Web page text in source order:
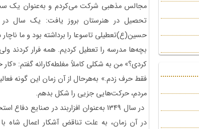
مجالس مذهبی شرکت می‌کردم و به‌عنوان یک
تحصیل در هنرستان بروز یافت: یک سال در
حسین(ع)تعطیلی تاسوعا را برداشته بود و ما
بچه‌ها مدرسه را تعطیل کردیم. همه فرار کردند
کردی؟» من به شکلی کاملاً مغلطه‌کارانه گفتم:
فقط حرف زدم.» به‌هرحال از آن زمان این گونه
مردم، حرکت‌هایی جزیی را شکل بدهم.
در سال 1349 به‌عنوان افزاربند در
در آن زمان، به علت تناقض آشکار اعمال شاه با